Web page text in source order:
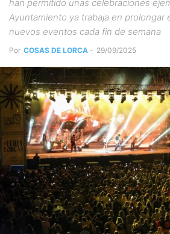
han permitido unas celebraciones
Ayuntamiento ya trabaja en prolongar
nuevos eventos cada fin de semana
Por COSAS DE LORCA - 29/09/2025